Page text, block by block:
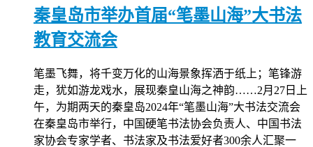
秦皇岛市举办首届“笔墨山海”大书法
教育交流会
笔墨飞舞，将千变万化的山海景象挥洒于纸上；笔锋游
走，犹如游龙戏水，展现秦皇山海之神韵……2月27日上
午，为期两天的秦皇岛2024年“笔墨山海”大书法交流会
在秦皇岛市举行，中国硬笔书法协会负责人、中国书法
家协会专家学者、书法家及书法爱好者300余人汇聚一